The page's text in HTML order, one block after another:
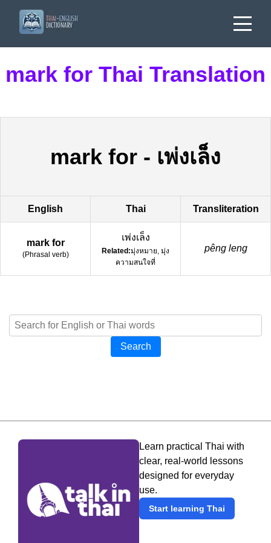
mark for Thai Translation
mark for - เพ่งเล็ง
English Thai Transliteration
mark for
(Phrasal verb)
เพ่งเล็ง
Related:มุ่งหมาย, มุ่ง
ความสนใจที่
pêng leng
Search
Learn practical Thai with
clear, real-world lessons
designed for everyday
use.
Start learning Thai